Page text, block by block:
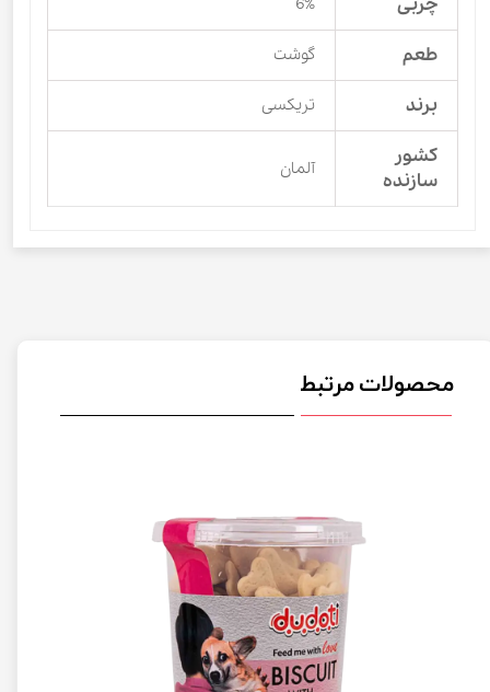
طعم گوشت
برند تریکسی
کشور
سازنده
آلمان
محصولات مرتبط